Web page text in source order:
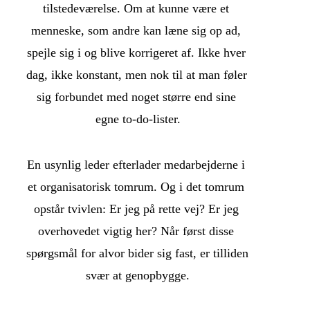
tilstedeværelse. Om at kunne være et
menneske, som andre kan læne sig op ad,
spejle sig i og blive korrigeret af. Ikke hver
dag, ikke konstant, men nok til at man føler
sig forbundet med noget større end sine
egne to-do-lister.
En usynlig leder efterlader medarbejderne i
et organisatorisk tomrum. Og i det tomrum
opstår tvivlen: Er jeg på rette vej? Er jeg
overhovedet vigtig her? Når først disse
spørgsmål for alvor bider sig fast, er tilliden
svær at genopbygge.